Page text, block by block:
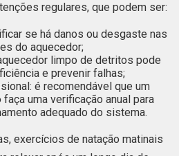
regulares, que podem ser:
se há danos ou desgaste nas
do aquecedor;
limpo de detritos pode
e prevenir falhas;
é recomendável que um
uma verificação anual para
adequado do sistema.
exercícios de natação matinais